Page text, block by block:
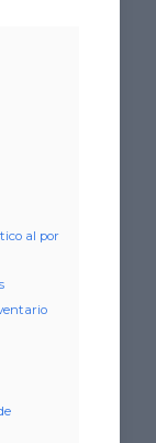
al por